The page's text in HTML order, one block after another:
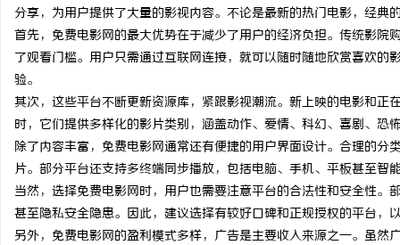
分享，为用户提供了大量的影视内容。不论是最新的热门电影，经
首先，免费电影网的最大优势在于减少了用户的经济负担。传统影
了观看门槛。用户只需通过互联网连接，就可以随时随地欣赏喜欢
验。
其次，这些平台不断更新资源库，紧跟影视潮流。新上映的电影和
时，它们提供多样化的影片类别，涵盖动作、爱情、科幻、喜剧、恐
除了内容丰富，免费电影网通常还有便捷的用户界面设计。合理的
片。部分平台还支持多终端同步播放，包括电脑、手机、平板甚至智
当然，选择免费电影网时，用户也需要注意平台的合法性和安全性
甚至隐私安全隐患。因此，建议选择有较好口碑和正规授权的平台，
另外，免费电影网的盈利模式多样，广告是主要收入来源之一。虽